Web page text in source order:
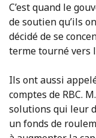
C’est quand le
de soutien qu’ils
décidé de se
terme tourné vers
Ils ont aussi
comptes de RBC.
solutions qui leur
un fonds de